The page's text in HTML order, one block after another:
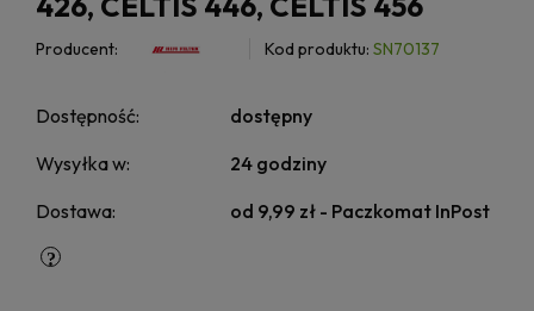
Producent: Kod produktu: SN70137
Dostępność:
dostępny
Wysyłka w:
24 godziny
Dostawa:
od 9,99 zł - Paczkomat InPost